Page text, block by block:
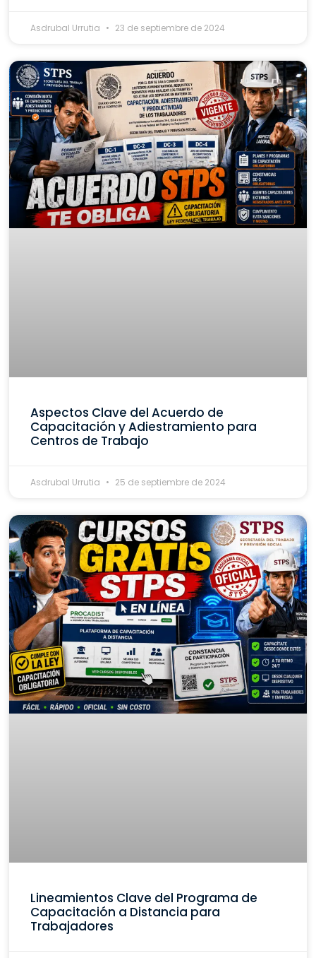
Asdrubal Urrutia 23 de septiembre de 2024
Aspectos Clave del Acuerdo de
Capacitación y Adiestramiento para
Centros de Trabajo
Asdrubal Urrutia 25 de septiembre de 2024
Lineamientos Clave del Programa de
Capacitación a Distancia para
Trabajadores